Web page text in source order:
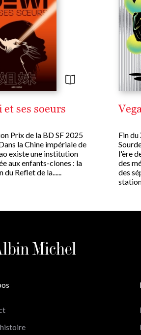
et ses soeurs
Prix de la BD SF 2025
la Chine impériale de
existe une institution
aux enfants-clones : la
du Reflet de la......
Fin du
l'ère
des
des